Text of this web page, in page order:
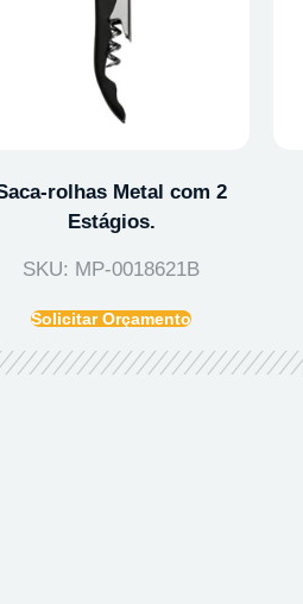
rolhas Metal com 2
Estágios.
SKU: MP-0018621B
Solicitar Orçamento